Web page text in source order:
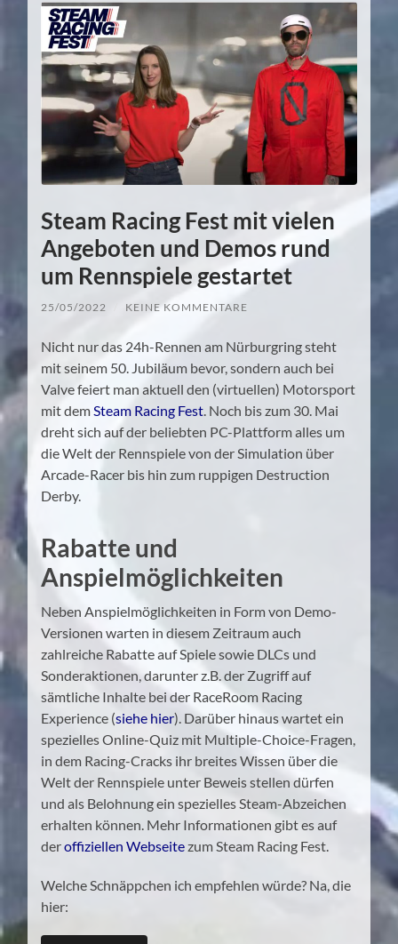
Steam Racing Fest mit vielen
Angeboten und Demos rund
um Rennspiele gestartet
25/05/2022 KEINE KOMMENTARE
Nicht nur das 24h-Rennen am Nürburgring steht
mit seinem 50. Jubiläum bevor, sondern auch bei
Valve feiert man aktuell den (virtuellen) Motorsport
mit demSteam Racing Fest. Noch bis zum 30. Mai
dreht sich auf der beliebten PC-Plattform alles um
die Welt der Rennspiele von der Simulation über
Arcade-Racer bis hin zum ruppigen Destruction
Derby.
Rabatte und
Anspielmöglichkeiten
Neben Anspielmöglichkeiten in Form von Demo-
Versionen warten in diesem Zeitraum auch
zahlreiche Rabatte auf Spiele sowie DLCs und
Sonderaktionen, darunter z.B. der Zugriff auf
sämtliche Inhalte bei der RaceRoom Racing
Experience (siehe hier). Darüber hinaus wartet ein
spezielles Online-Quiz mit Multiple-Choice-Fragen,
in dem Racing-Cracks ihr breites Wissen über die
Welt der Rennspiele unter Beweis stellen dürfen
und als Belohnung ein spezielles Steam-Abzeichen
erhalten können. Mehr Informationen gibt es auf
deroffiziellen Webseitezum Steam Racing Fest.
Welche Schnäppchen ich empfehlen würde? Na, die
hier: